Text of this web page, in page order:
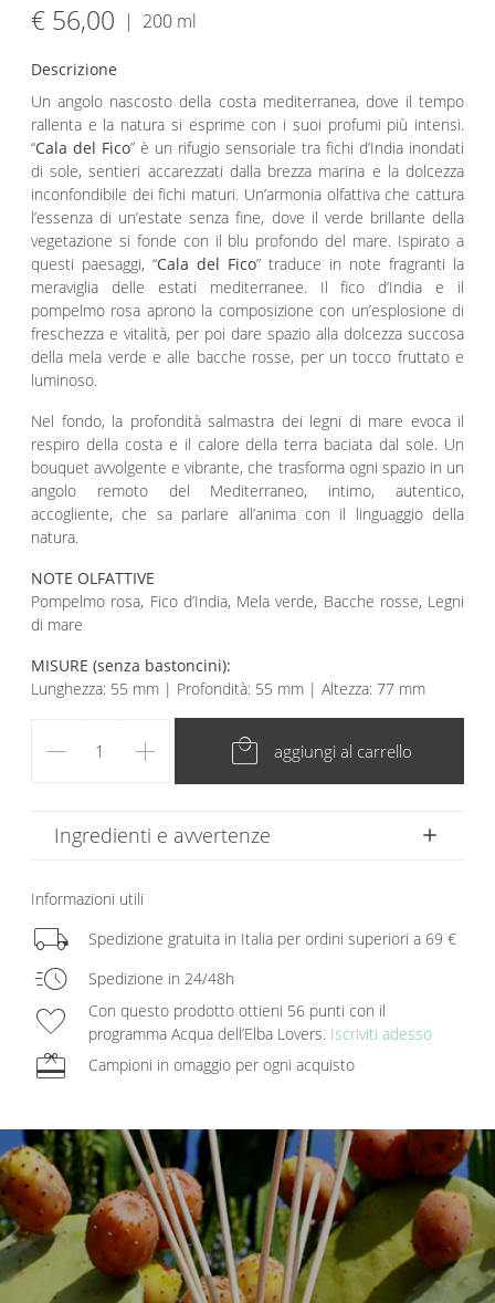
€ 56,00 | 200 ml
Descrizione
Un angolo nascosto della costa mediterranea, dove il tempo
rallenta e la natura si esprime con i suoi profumi più intensi.
“Cala del Fico” è un rifugio sensoriale tra fichi d’India inondati
di sole, sentieri accarezzati dalla brezza marina e la dolcezza
inconfondibile dei fichi maturi. Un’armonia olfattiva che cattura
l’essenza di un’estate senza fine, dove il verde brillante della
vegetazione si fonde con il blu profondo del mare. Ispirato a
questi paesaggi, “Cala del Fico” traduce in note fragranti la
meraviglia delle estati mediterranee. Il fico d’India e il
pompelmo rosa aprono la composizione con un’esplosione di
freschezza e vitalità, per poi dare spazio alla dolcezza succosa
della mela verde e alle bacche rosse, per un tocco fruttato e
luminoso.
Nel fondo, la profondità salmastra dei legni di mare evoca il
respiro della costa e il calore della terra baciata dal sole. Un
bouquet avvolgente e vibrante, che trasforma ogni spazio in un
angolo remoto del Mediterraneo, intimo, autentico,
accogliente, che sa parlare all’anima con il linguaggio della
natura.
NOTE OLFATTIVE
Pompelmo rosa, Fico d’India, Mela verde, Bacche rosse, Legni
di mare
MISURE (senza bastoncini):
Lunghezza: 55 mm | Profondità: 55 mm | Altezza: 77 mm
remove add local_mall aggiungi al carrello
Ingredienti e avvertenze
Informazioni utili
local_shipping Spedizione gratuita in Italia per ordini superiori a 69 €
acute Spedizione in 24/48h
favorite
Con questo prodotto ottieni 56 punti con il
programma Acqua dell’Elba Lovers. Iscriviti adesso
redeem Campioni in omaggio per ogni acquisto